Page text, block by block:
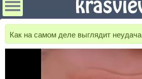
Как на самом деле выглядит неудача